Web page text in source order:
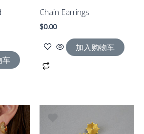
车
Chain Earrings
$0.00
加入购物车